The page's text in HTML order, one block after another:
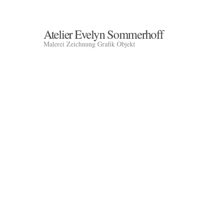
Atelier Evelyn Sommerhoff
Malerei Zeichnung Grafik Objekt